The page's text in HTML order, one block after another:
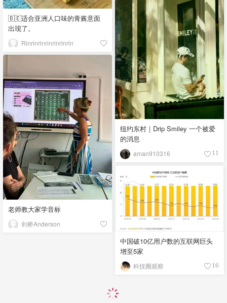
🇧🇪适合亚洲人口味的青酱意面
出现了。
Rinrinrinrinrinrinrin
纽约东村｜Drip Smiley 一个被爱
的消息
aman910316 11
老师教大家学音标
剑桥Anderson
中国破10亿用户数的互联网巨头
增至5家
科技圈观察 16